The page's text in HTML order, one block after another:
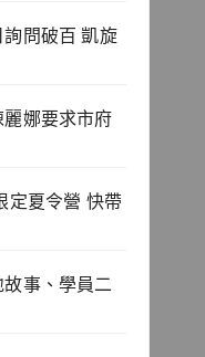
問破百 凱旋
娜要求市府
定夏令營 快帶
事、學員二